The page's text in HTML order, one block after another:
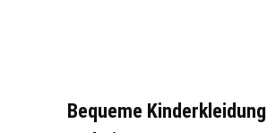
Bequeme